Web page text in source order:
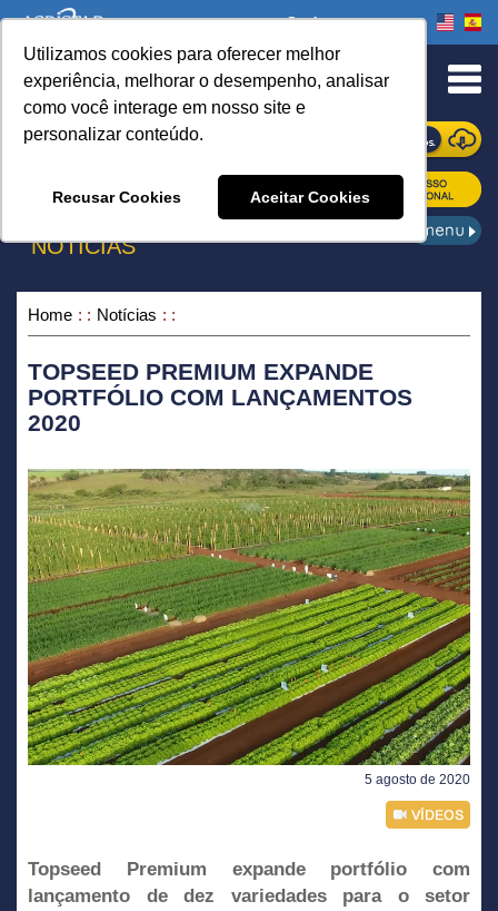
Utilizamos cookies para oferecer melhor
experiência, melhorar o desempenho, analisar
como você interage em nosso site e
personalizar conteúdo.
Recusar Cookies Aceitar Cookies
to Content
Onde comprar
ONDE COMPRAR
NOTÍCIAS
Home Notícias
TOPSEED PREMIUM EXPANDE
PORTFÓLIO COM LANÇAMENTOS
2020
5 agosto de 2020
Topseed Premium expande portfólio com
lançamento de dez variedades para o setor